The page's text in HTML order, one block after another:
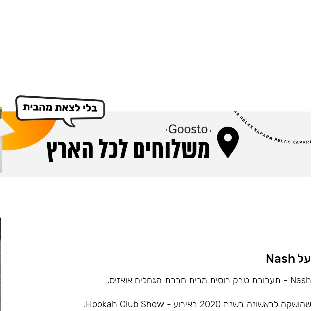
על Nash
Nash - תערובת טבק רוסית מבית חברת הגחלים אואזיס,
שהושקה לראשונה בשנת 2020 באירוע - Hookah Club Show.